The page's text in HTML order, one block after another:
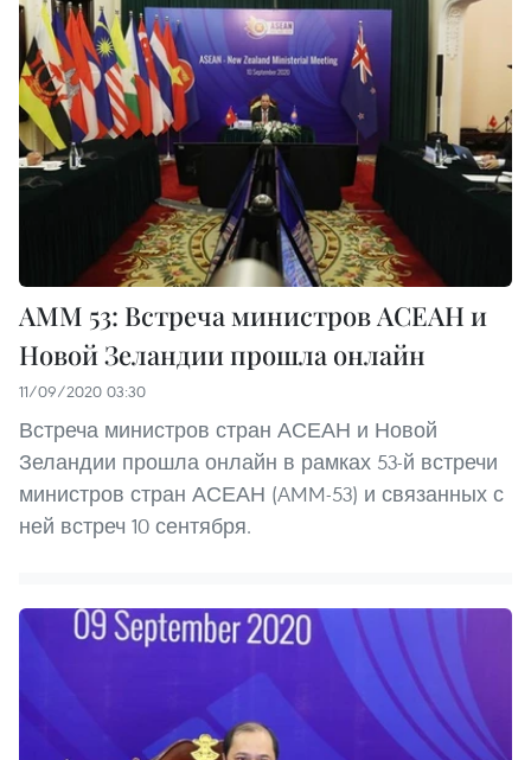
AMM 53: Встреча министров АСЕАН и
Новой Зеландии прошла онлайн
11/09/2020 03:30
Встреча министров стран АСЕАН и Новой
Зеландии прошла онлайн в рамках 53-й встречи
министров стран АСЕАН (AMM-53) и связанных с
ней встреч 10 сентября.